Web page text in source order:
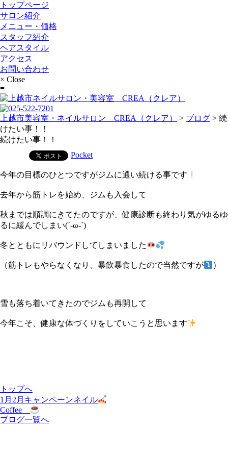
トップページ
サロン紹介
メニュー・価格
スタッフ紹介
ヘアスタイル
アクセス
お問い合わせ
× Close
≡
上越市美容室・ネイルサロン CREA（クレア） > ブログ > 続
けたい事！！
続けたい事！！
Pocket
今年の目標のひとつですがジムに通い続ける事です
去年から筋トレを始め、ジムも入会して
秋までは順調にきてたのですが、健康診断も終わり気がゆるゆ
るに緩んでしまい(´-ω-`)
冬とともにリバウンドしてしまいました
（筋トレもやらなくなり、暴飲暴食したので当然ですが ）
雪も落ち着いてきたのでジムも再開して
今年こそ、健康な体づくりをしていこうと思います
トップへ
1月2月キャンペーンネイル
Coffee
ブログ一覧へ